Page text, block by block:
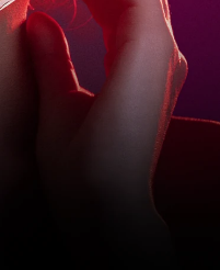
預計送達日期 8/9/26
預計送達日期 8/12/26
8/9/26